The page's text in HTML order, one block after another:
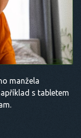
manžela
s tabletem